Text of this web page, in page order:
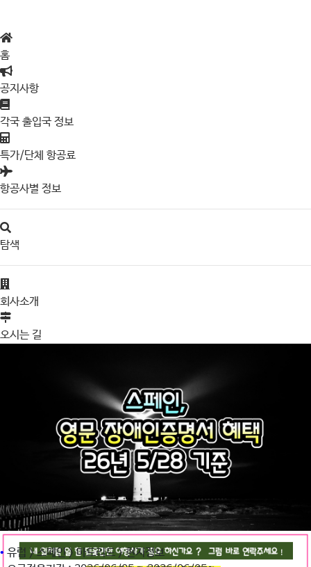
홈
공지사항
각국 출입국 정보
특가/단체 항공료
항공사별 정보
탐색
회사소개
오시는 길
• 유럽 > 스페인 > 마드리드 > 현지정보